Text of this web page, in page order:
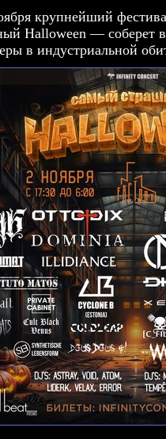
крупнейший
Halloween — соберет
в индустриальной